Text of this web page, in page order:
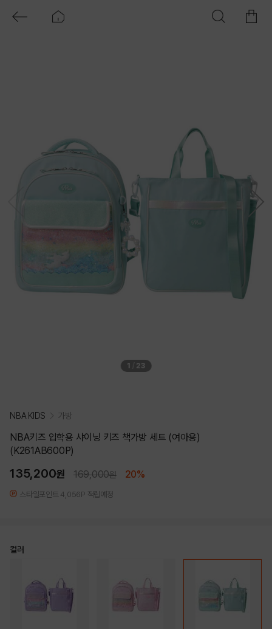
1 23
NBA KIDS 가방
NBA키즈 입학용 샤이닝 키즈 책가방 세트 (여아용)
(K261AB600P)
135,200원 169,000원 20%
스타일포인트 4,056P 적립예정
컬러